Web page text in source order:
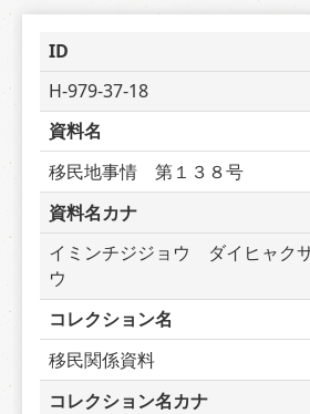
ID
H-979-37-18
資料名
移民地事情　第１３８号
資料名カナ
イミンチジジョウ　ダイヒャク
ウ
コレクション名
移民関係資料
コレクション名カナ